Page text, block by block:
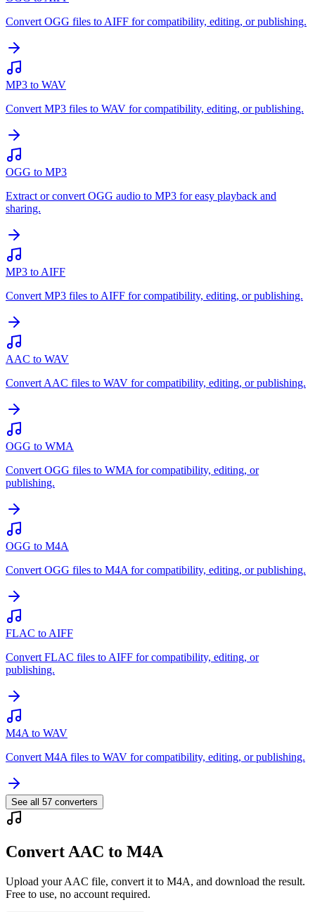
Convert OGG files to AIFF for compatibility, editing, or publishing.
MP3 to WAV
Convert MP3 files to WAV for compatibility, editing, or publishing.
OGG to MP3
Extract or convert OGG audio to MP3 for easy playback and
sharing.
MP3 to AIFF
Convert MP3 files to AIFF for compatibility, editing, or publishing.
AAC to WAV
Convert AAC files to WAV for compatibility, editing, or publishing.
OGG to WMA
Convert OGG files to WMA for compatibility, editing, or
publishing.
OGG to M4A
Convert OGG files to M4A for compatibility, editing, or publishing.
FLAC to AIFF
Convert FLAC files to AIFF for compatibility, editing, or
publishing.
M4A to WAV
Convert M4A files to WAV for compatibility, editing, or publishing.
See all 57 converters
Convert AAC to M4A
Upload your AAC file, convert it to M4A, and download the result.
Free to use, no account required.